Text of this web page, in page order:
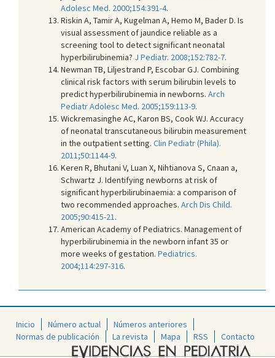
Adolesc Med. 2000;154:391-4.
Riskin A, Tamir A, Kugelman A, Hemo M, Bader D. Is
visual assessment of jaundice reliable as a
screening tool to detect significant neonatal
hyperbilirubinemia? J Pediatr. 2008;152:782-7.
Newman TB, Liljestrand P, Escobar GJ. Combining
clinical risk factors with serum bilirubin levels to
predict hyperbilirubinemia in newborns. Arch
Pediatr Adolesc Med. 2005;159:113-9.
Wickremasinghe AC, Karon BS, Cook WJ. Accuracy
of neonatal transcutaneous bilirubin measurement
in the outpatient setting. Clin Pediatr (Phila).
2011;50:1144-9.
Keren R, Bhutani V, Luan X, Nihtianova S, Cnaan a,
Schwartz J. Identifying newborns at risk of
significant hyperbilirubinaemia: a comparison of
two recommended approaches. Arch Dis Child.
2005;90:415-21 .
American Academy of Pediatrics. Management of
hyperbilirubinemia in the newborn infant 35 or
more weeks of gestation. Pediatrics.
2004;114:297-316.
Inicio Número actual
Números anteriores
Normas de publicación
La revista Mapa RSS Contacto